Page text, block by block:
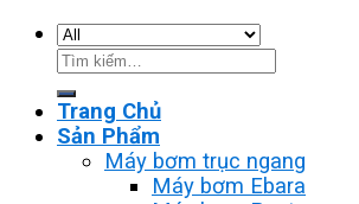
Tìm
kiếm:
Trang Chủ
Sản Phẩm
Máy bơm trục ngang
Máy bơm Ebara